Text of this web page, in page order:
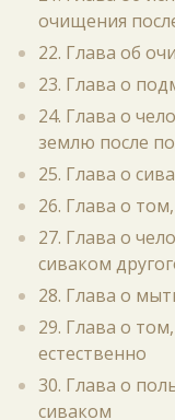
очищения
22. Глава об
23. Глава о
24. Глава о
землю после
25. Глава о
26. Глава о
27. Глава о
сиваком
28. Глава о
29. Глава о
естественно
30. Глава о
сиваком